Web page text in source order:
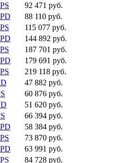
92 471 руб.
88 110 руб.
115 077 руб.
144 892 руб.
187 701 руб.
179 691 руб.
219 118 руб.
47 882 руб.
60 876 руб.
51 620 руб.
66 394 руб.
58 384 руб.
73 870 руб.
63 991 руб.
84 728 руб.